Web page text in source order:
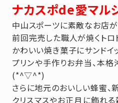
ナカスポde愛マル
中山スポーツに素敵なお店
前回完売した職人が焼くトロ
かわいい焼き菓子にサンドイ
プリンや手作りお弁当、本
(*^▽^*)
さらに地元のおいしい蜂蜜、
クリスマスやお正月に飾れ